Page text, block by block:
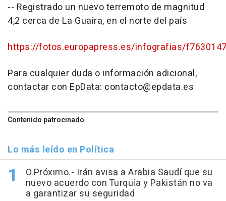
-- Registrado un nuevo terremoto de magnitud
4,2 cerca de La Guaira, en el norte del país
https://fotos.europapress.es/infografias/
Para cualquier duda o información adicional,
contactar con EpData: contacto@epdata.es
Contenido patrocinado
Lo más leído en Política
O.Próximo.- Irán avisa a Arabia Saudí que su
nuevo acuerdo con Turquía y Pakistán no va
a garantizar su seguridad